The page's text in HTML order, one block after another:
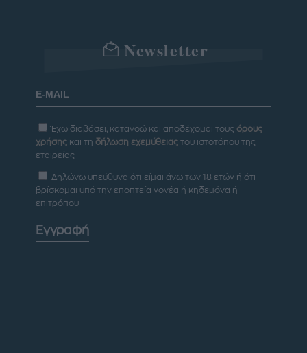
Newsletter
Έχω διαβάσει, κατανοώ και αποδέχομαι τους όρους
χρήσης και τη δήλωση εχεμύθειας του ιστοτόπου της
εταιρείας
Δηλώνω υπεύθυνα ότι είμαι άνω των 18 ετών ή ότι
βρίσκομαι υπό την εποπτεία γονέα ή κηδεμόνα ή
επιτρόπου
Εγγραφή